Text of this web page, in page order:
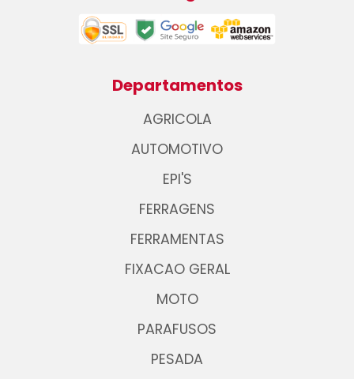
Departamentos
AGRICOLA
AUTOMOTIVO
EPI'S
FERRAGENS
FERRAMENTAS
FIXACAO GERAL
MOTO
PARAFUSOS
PESADA